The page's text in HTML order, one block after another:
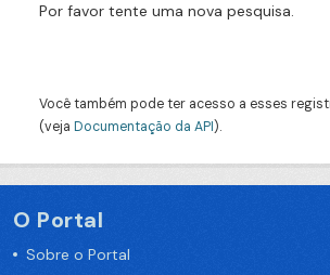
Por favor tente uma nova pesquisa.
Você também pode ter acesso a esses
(veja Documentação da API).
O Portal
Sobre o Portal